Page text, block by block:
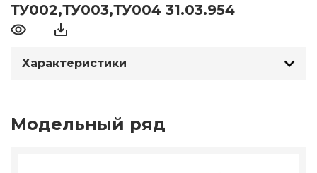
ТУ002,ТУ003,ТУ004 31.03.954
Характеристики
Модельный ряд